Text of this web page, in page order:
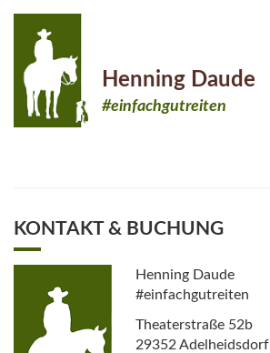
Henning Daude
#einfachgutreiten
KONTAKT & BUCHUNG
Henning Daude
#einfachgutreiten
Theaterstraße 52b
29352 Adelheidsdorf